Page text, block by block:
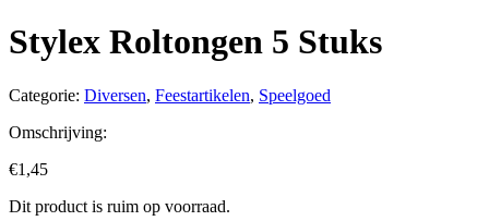
Stylex Roltongen 5 Stuks
Categorie: Diversen, Feestartikelen, Speelgoed
Omschrijving:
€1,45
Dit product is ruim op voorraad.